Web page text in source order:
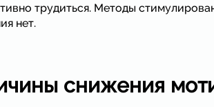
трудиться. Методы
нет.
снижения